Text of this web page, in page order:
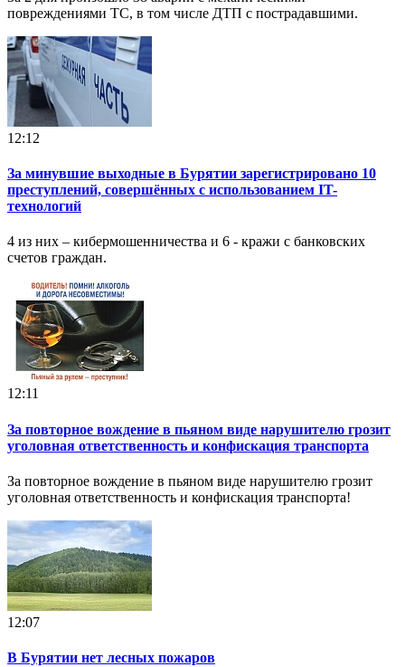
повреждениями ТС, в том числе ДТП с пострадавшими.
12:12
За минувшие выходные в Бурятии зарегистрировано 10
преступлений, совершённых с использованием IT-
технологий
4 из них – кибермошенничества и 6 - кражи с банковских
счетов граждан.
12:11
За повторное вождение в пьяном виде нарушителю грозит
уголовная ответственность и конфискация транспорта
За повторное вождение в пьяном виде нарушителю грозит
уголовная ответственность и конфискация транспорта!
12:07
В Бурятии нет лесных пожаров